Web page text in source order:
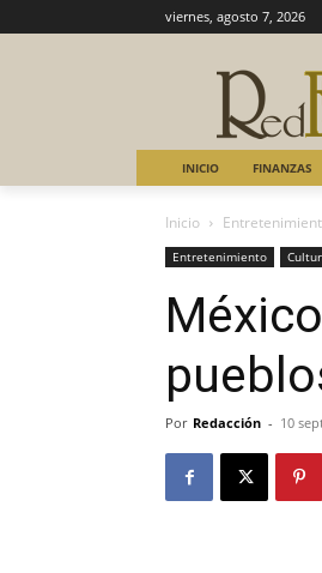
viernes, agosto 7, 2026
INICIO FINANZAS
Inicio
Entretenimiento
Por Redacción - 10